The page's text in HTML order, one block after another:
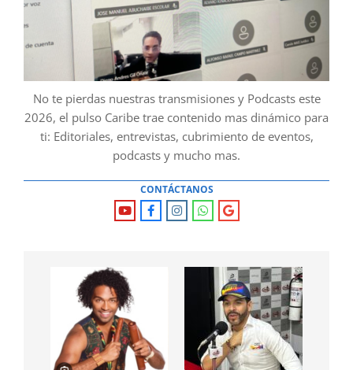
No te pierdas nuestras transmisiones y Podcasts este
2026, el pulso Caribe trae contenido mas dinámico para
ti: Editoriales, entrevistas, cubrimiento de eventos,
podcasts y mucho mas.
CONTÁCTANOS